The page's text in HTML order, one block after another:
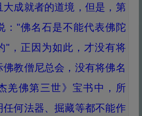
大成就者的道境，但是，第
："佛名石是不能代表佛陀
"，正因为如此，才没有将
教僧尼总会，没有将佛名
羌佛第三世》宝书中，所
任何法器、掘藏等都不能作